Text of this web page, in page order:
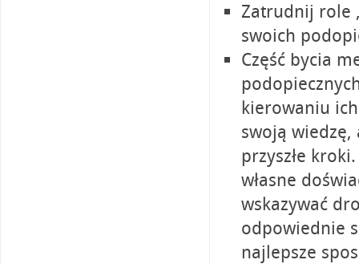
Zatrudnij role
swoich
Część bycia
kierowaniu
swoją
przyszłe
własne
wskazywać
odpowiednie
najlepsze